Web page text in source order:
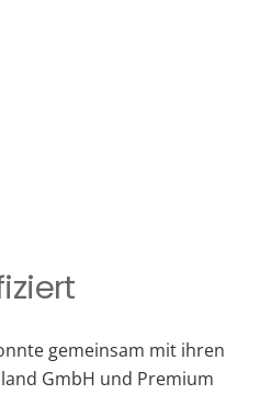
gemeinsam mit ihren
GmbH und Premium